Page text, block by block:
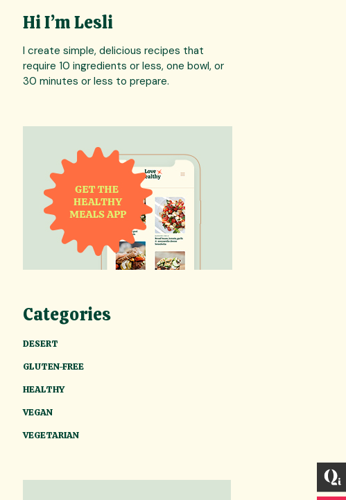
Hi I’m Lesli
I create simple, delicious recipes that
require 10 ingredients or less, one bowl, or
30 minutes or less to prepare.
Categories
DESERT
GLUTEN-FREE
HEALTHY
VEGAN
VEGETARIAN